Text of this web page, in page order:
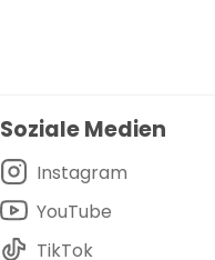
Soziale Medien
Instagram
YouTube
TikTok